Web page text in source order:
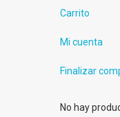
Carrito
Mi cuenta
Finalizar
No hay